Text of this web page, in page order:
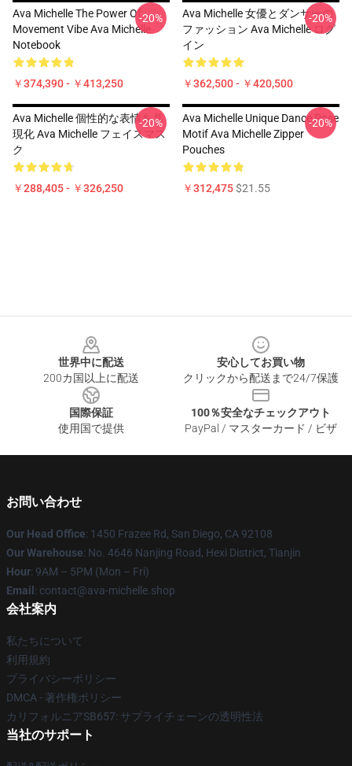
Ava Michelle The Power Of
Movement Vibe Ava Michelle
Notebook
￥374,390 - ￥413,250
-20%
Ava Michelle 女優とダンサーの
ファッション Ava Michelle ログ
イン
￥362,500 - ￥420,500
-20%
Ava Michelle 個性的な表情を具
現化 Ava Michelle フェイスマス
ク
￥288,405 - ￥326,250
-20%
Ava Michelle Unique Dance Pose
Motif Ava Michelle Zipper
Pouches
￥312,475$21.55
-20%
世界中に配送
200カ国以上に配送
安心してお買い物
クリックから配送まで24/7保護
国際保証
使用国で提供
100％安全なチェックアウト
PayPal / マスターカード / ビザ
お問い合わせ
Our Head Office: 1450 Frazee Rd, San Diego, CA 92108
Our Warehouse: No. 4646 Nanjing Road, Hexi District, Tianjin
Hour: 9AM – 5PM (Mon – Fri)
Email : contact@ava-michelle.shop
会社案内
私たちについて
利用規約
プライバシーポリシー
DMCA - 著作権ポリシー
カリフォルニアSB657: サプライチェーンの透明性法
当社のサポート